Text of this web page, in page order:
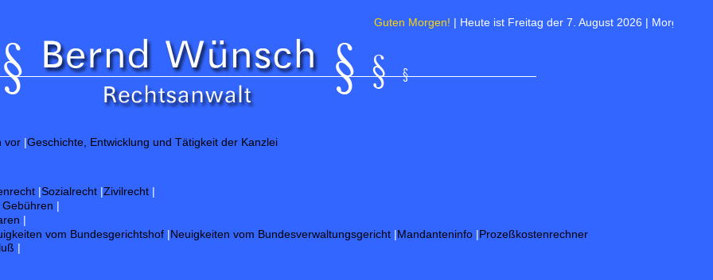
Guten Morgen!| Heute ist Freitag der 7. August 2026 | Morgen ist
vor |Geschichte, Entwicklung und Tätigkeit der Kanzlei
|Sozialrecht |Zivilrecht |
|
|
vom Bundesgerichtshof |Neuigkeiten vom Bundesverwaltungsgericht |Mandanteninfo |Prozeßkostenrechner
|